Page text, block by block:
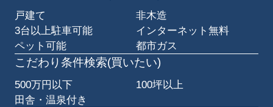
戸建て
非木造
3台以上駐車可能
インターネット無料
ペット可能
都市ガス
こだわり条件検索(買いたい)
500万円以下
100坪以上
田舎・温泉付き